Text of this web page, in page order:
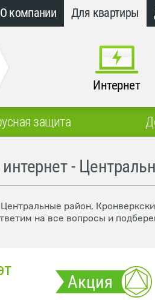
О компании Для квартиры
Интернет
защита
-
район,
на все вопросы и
Акция